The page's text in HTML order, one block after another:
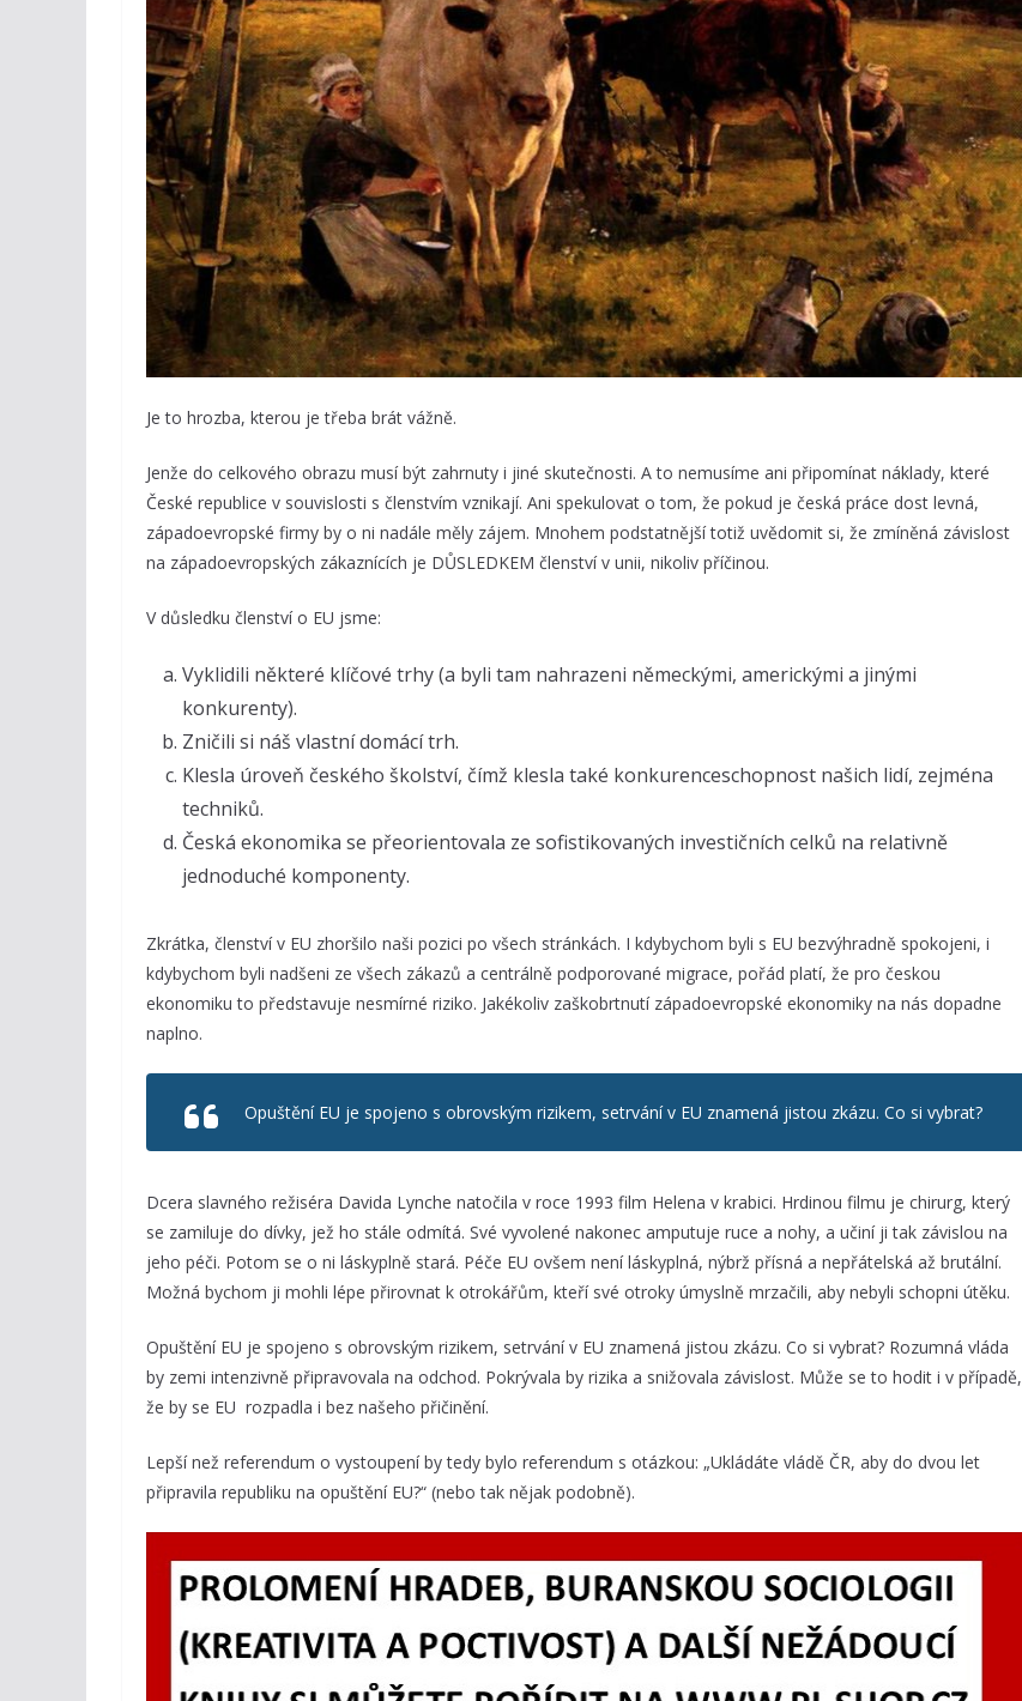
Je to hrozba, kterou je třeba brát vážně.
Jenže do celkového obrazu musí být zahrnuty i jiné skutečnosti. A to nemusíme ani připomínat náklady, které
České republice v souvislosti s členstvím vznikají. Ani spekulovat o tom, že pokud je česká práce dost levná,
západoevropské firmy by o ni nadále měly zájem. Mnohem podstatnější totiž uvědomit si, že zmíněná závislost
na západoevropských zákaznících je DŮSLEDKEM členství v unii, nikoliv příčinou.
V důsledku členství o EU jsme:
Vyklidili některé klíčové trhy (a byli tam nahrazeni německými, americkými a jinými
konkurenty).
Zničili si náš vlastní domácí trh.
Klesla úroveň českého školství, čímž klesla také konkurenceschopnost našich lidí, zejména
techniků.
Česká ekonomika se přeorientovala ze sofistikovaných investičních celků na relativně
jednoduché komponenty.
Zkrátka, členství v EU zhoršilo naši pozici po všech stránkách. I kdybychom byli s EU bezvýhradně spokojeni, i
kdybychom byli nadšeni ze všech zákazů a centrálně podporované migrace, pořád platí, že pro českou
ekonomiku to představuje nesmírné riziko. Jakékoliv zaškobrtnutí západoevropské ekonomiky na nás dopadne
naplno.
Opuštění EU je spojeno s obrovským rizikem, setrvání v EU znamená jistou zkázu. Co si vybrat?
Dcera slavného režiséra Davida Lynche natočila v roce 1993 film Helena v krabici. Hrdinou filmu je chirurg, který
se zamiluje do dívky, jež ho stále odmítá. Své vyvolené nakonec amputuje ruce a nohy, a učiní ji tak závislou na
jeho péči. Potom se o ni láskyplně stará. Péče EU ovšem není láskyplná, nýbrž přísná a nepřátelská až brutální.
Možná bychom ji mohli lépe přirovnat k otrokářům, kteří své otroky úmyslně mrzačili, aby nebyli schopni útěku.
Opuštění EU je spojeno s obrovským rizikem, setrvání v EU znamená jistou zkázu. Co si vybrat? Rozumná vláda
by zemi intenzivně připravovala na odchod. Pokrývala by rizika a snižovala závislost. Může se to hodit i v případě,
že by se EU rozpadla i bez našeho přičinění.
Lepší než referendum o vystoupení by tedy bylo referendum s otázkou: „Ukládáte vládě ČR, aby do dvou let
připravila republiku na opuštění EU?“ (nebo tak nějak podobně).